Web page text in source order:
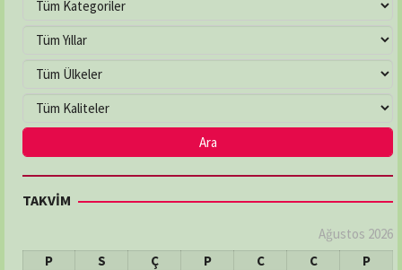
03624577799
ÇEVRE ECZANESİ
İlkadım / Samsun
03622336321
Adres:
TAKVİM
Ağustos 2026
P
S Ç P C C
P